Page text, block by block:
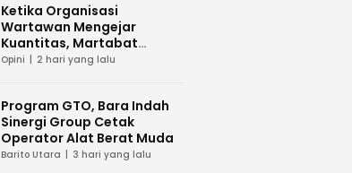
Ketika Organisasi
Wartawan Mengejar
Kuantitas, Martabat
Profesi Menjadi Taruhan
Opini 2 hari yang lalu
Program GTO, Bara Indah
Sinergi Group Cetak
Operator Alat Berat Muda
Barito Utara 3 hari yang lalu